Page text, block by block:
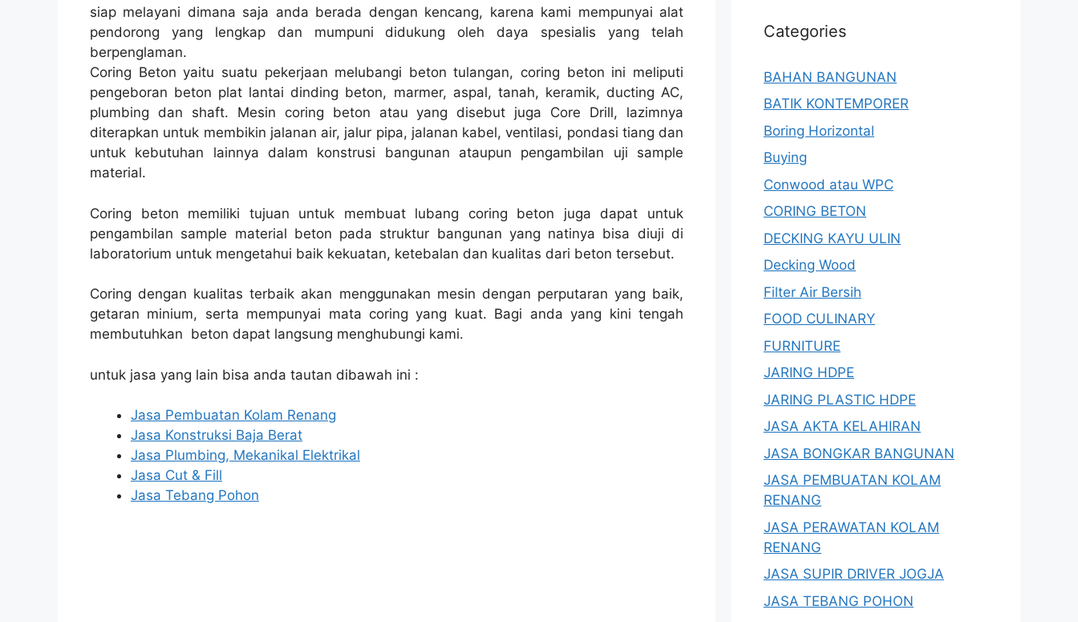
siap melayani dimana saja anda berada dengan kencang, karena kami mempunyai alat
pendorong yang lengkap dan mumpuni didukung oleh daya spesialis yang telah
berpenglaman.
Coring Beton yaitu suatu pekerjaan melubangi beton tulangan, coring beton ini meliputi
pengeboran beton plat lantai dinding beton, marmer, aspal, tanah, keramik, ducting AC,
plumbing dan shaft. Mesin coring beton atau yang disebut juga Core Drill, lazimnya
diterapkan untuk membikin jalanan air, jalur pipa, jalanan kabel, ventilasi, pondasi tiang dan
untuk kebutuhan lainnya dalam konstrusi bangunan ataupun pengambilan uji sample
material.
Coring beton memiliki tujuan untuk membuat lubang coring beton juga dapat untuk
pengambilan sample material beton pada struktur bangunan yang natinya bisa diuji di
laboratorium untuk mengetahui baik kekuatan, ketebalan dan kualitas dari beton tersebut.
Coring dengan kualitas terbaik akan menggunakan mesin dengan perputaran yang baik,
getaran minium, serta mempunyai mata coring yang kuat. Bagi anda yang kini tengah
membutuhkan beton dapat langsung menghubungi kami.
untuk jasa yang lain bisa anda tautan dibawah ini :
Jasa Pembuatan Kolam Renang
Jasa Konstruksi Baja Berat
Jasa Plumbing, Mekanikal Elektrikal
Jasa Cut & Fill
Jasa Tebang Pohon
Categories
BAHAN BANGUNAN
BATIK KONTEMPORER
Boring Horizontal
Buying
Conwood atau WPC
CORING BETON
DECKING KAYU ULIN
Decking Wood
Filter Air Bersih
FOOD CULINARY
FURNITURE
JARING HDPE
JARING PLASTIC HDPE
JASA AKTA KELAHIRAN
JASA BONGKAR BANGUNAN
JASA PEMBUATAN KOLAM
RENANG
JASA PERAWATAN KOLAM
RENANG
JASA SUPIR DRIVER JOGJA
JASA TEBANG POHON